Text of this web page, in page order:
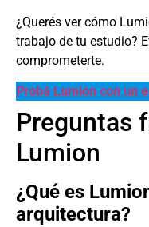
¿Querés ver cómo
trabajo de tu estudio?
comprometerte.
Probá Lumion con un
Preguntas
Lumion
¿Qué es
arquitectura?